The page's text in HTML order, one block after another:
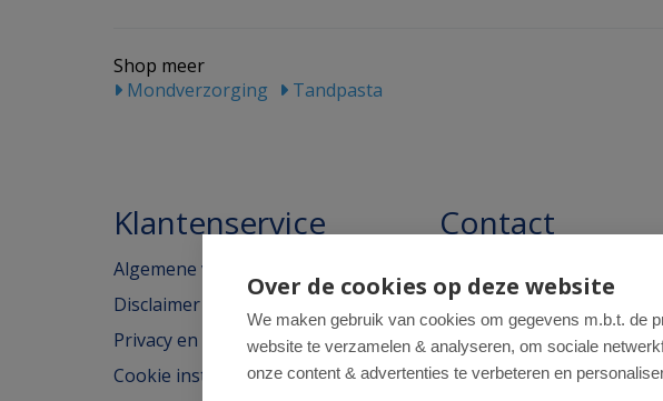
Shop meer
Mondverzorging
Tandpasta
Klantenservice
Algemene voorwaarden
Disclaimer
Privacy en cookieverklaring
Cookie instellingen
Contact
Weimarstraat 228
2562HR Den Haag
tel: 070-820 98 84
Over de cookies op deze website
We maken gebruik van cookies om gegevens m.b.t. de
website te verzamelen & analyseren, om sociale
onze content & advertenties te verbeteren en